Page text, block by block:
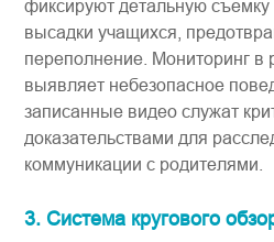
фиксируют детальную съемку
высадки учащихся,
переполнение. Мониторинг в
выявляет небезопасное
записанные видео служат
доказательствами для
коммуникации с родителями.
3. Система кругового